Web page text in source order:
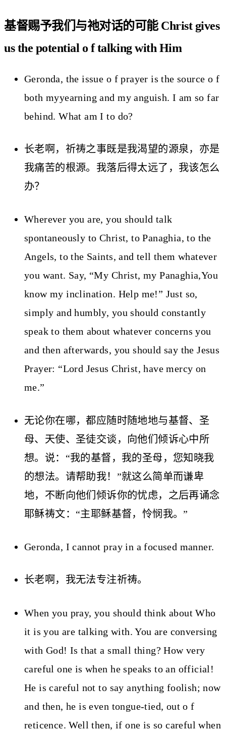
基督赐予我们与祂对话的可能 Christ gives
us the potential o f talking with Him
Geronda, the issue o f prayer is the source o f
both myyearning and my anguish. I am so far
behind. What am I to do?
长老啊，祈祷之事既是我渴望的源泉，亦是
我痛苦的根源。我落后得太远了，我该怎么
办？
Wherever you are, you should talk
spontaneously to Christ, to Panaghia, to the
Angels, to the Saints, and tell them whatever
you want. Say, “My Christ, my Panaghia,You
know my inclination. Help me!” Just so,
simply and humbly, you should constantly
speak to them about whatever concerns you
and then afterwards, you should say the Jesus
Prayer: “Lord Jesus Christ, have mercy on
me.”
无论你在哪，都应随时随地地与基督、圣
母、天使、圣徒交谈，向他们倾诉心中所
想。说：“我的基督，我的圣母，您知晓我
的想法。请帮助我！”就这么简单而谦卑
地，不断向他们倾诉你的忧虑，之后再诵念
耶稣祷文：“主耶稣基督，怜悯我。”
Geronda, I cannot pray in a focused manner.
长老啊，我无法专注祈祷。
When you pray, you should think about Who
it is you are talking with. You are conversing
with God! Is that a small thing? How very
careful one is when he speaks to an official!
He is careful not to say anything foolish; now
and then, he is even tongue-tied, out o f
reticence. Well then, if one is so careful when